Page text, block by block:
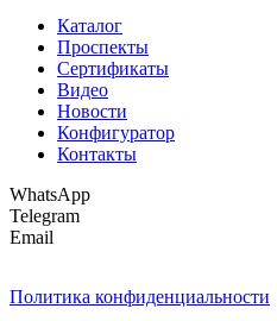
Каталог
Проспекты
Сертификаты
Видео
Новости
Конфигуратор
Контакты
WhatsApp
Telegram
Email
Политика конфиденциальности